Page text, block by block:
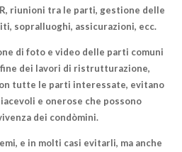
riunioni tra le parti, gestione delle
sopralluoghi, assicurazioni, ecc.
di foto e video delle parti comuni
fine dei lavori di ristrutturazione,
tutte le parti interessate, evitano
e onerose che possono
dei condòmini.
, e in molti casi evitarli, ma anche